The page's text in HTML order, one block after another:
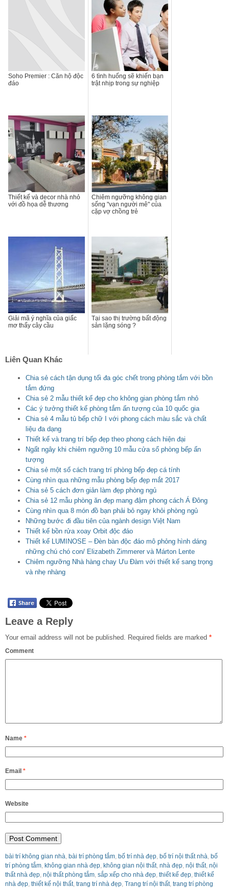
Soho Premier : Căn hộ độc
đáo
6 tình huống sẽ khiến bạn
trật nhịp trong sự nghiệp
Thiết kế và decor nhà nhỏ
với đồ họa dễ thương
Chiêm ngưỡng không gian
sống "vạn người mê" của
cặp vợ chồng trẻ
Giải mã ý nghĩa của giấc
mơ thấy cây cầu
Tại sao thị trường bất động
sản lặng sóng ?
Liên Quan Khác
Chia sẻ cách tận dụng tối đa góc chết trong phòng tắm với bồn
tắm đứng
Chia sẻ 2 mẫu thiết kế đẹp cho không gian phòng tắm nhỏ
Các ý tưởng thiết kế phòng tắm ấn tượng của 10 quốc gia
Chia sẻ 4 mẫu tủ bếp chữ I với phong cách màu sắc và chất
liệu đa dạng
Thiết kế và trang trí bếp đẹp theo phong cách hiện đại
Ngất ngây khi chiêm ngưỡng 10 mẫu cửa sổ phòng bếp ấn
tượng
Chia sẻ một số cách trang trí phòng bếp đẹp cá tính
Cùng nhìn qua những mẫu phòng bếp đẹp mắt 2017
Chia sẻ 5 cách đơn giản làm đẹp phòng ngủ
Chia sẻ 12 mẫu phòng ăn đẹp mang đậm phong cách Á Đông
Cùng nhìn qua 8 món đồ bạn phải bỏ ngay khỏi phòng ngủ
Những bước đi đầu tiên của ngành design Việt Nam
Thiết kế bồn rửa xoay Orbit độc đáo
Thiết kế LUMINOSE – Đèn bàn độc đáo mô phỏng hình dáng
những chú chó con/ Elizabeth Zimmerer và Márton Lente
Chiêm ngưỡng Nhà hàng chay Ưu Đàm với thiết kế sang trọng
và nhẹ nhàng
Leave a Reply
Your email address will not be published. Required fields are marked *
Comment
Name *
Email *
Website
bài trí không gian nhà, bài trí phòng tắm, bố trí nhà đẹp, bố trí nội thất nhà, bố
trí phòng tắm, không gian nhà đẹp, không gian nội thất, nhà đẹp, nội thất, nội
thất nhà đẹp, nội thất phòng tắm, sắp xếp cho nhà đẹp, thiết kế đẹp, thiết kế
nhà đẹp, thiết kế nội thất, trang trí nhà đẹp, Trang trí nội thất, trang trí phòng